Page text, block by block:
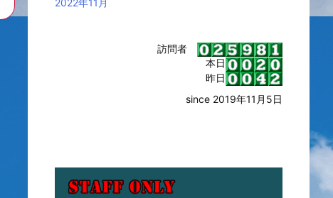
2022年11月
訪問者
本日
昨日
since 2019年11月5日